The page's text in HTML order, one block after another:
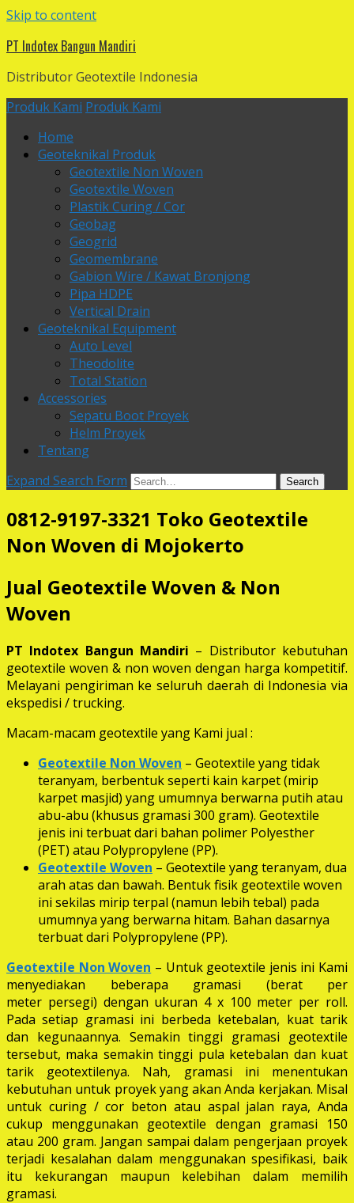
Skip to content
PT Indotex Bangun Mandiri
Distributor Geotextile Indonesia
Produk Kami Produk Kami
Home
Geoteknikal Produk
Geotextile Non Woven
Geotextile Woven
Plastik Curing / Cor
Geobag
Geogrid
Geomembrane
Gabion Wire / Kawat Bronjong
Pipa HDPE
Vertical Drain
Geoteknikal Equipment
Auto Level
Theodolite
Total Station
Accessories
Sepatu Boot Proyek
Helm Proyek
Tentang
Expand Search Form
Search
0812-9197-3321 Toko Geotextile
Non Woven di Mojokerto
Jual Geotextile Woven & Non
Woven
PT Indotex Bangun Mandiri – Distributor kebutuhan
geotextile woven & non woven dengan harga kompetitif.
Melayani pengiriman ke seluruh daerah di Indonesia via
ekspedisi / trucking.
Macam-macam geotextile yang Kami jual :
Geotextile Non Woven – Geotextile yang tidak
teranyam, berbentuk seperti kain karpet (mirip
karpet masjid) yang umumnya berwarna putih atau
abu-abu (khusus gramasi 300 gram). Geotextile
jenis ini terbuat dari bahan polimer Polyesther
(PET) atau Polypropylene (PP).
Geotextile Woven – Geotextile yang teranyam, dua
arah atas dan bawah. Bentuk fisik geotextile woven
ini sekilas mirip terpal (namun lebih tebal) pada
umumnya yang berwarna hitam. Bahan dasarnya
terbuat dari Polypropylene (PP).
Geotextile Non Woven – Untuk geotextile jenis ini Kami
menyediakan beberapa gramasi (berat per
meter persegi) dengan ukuran 4 x 100 meter per roll.
Pada setiap gramasi ini berbeda ketebalan, kuat tarik
dan kegunaannya. Semakin tinggi gramasi geotextile
tersebut, maka semakin tinggi pula ketebalan dan kuat
tarik geotextilenya. Nah, gramasi ini menentukan
kebutuhan untuk proyek yang akan Anda kerjakan. Misal
untuk curing / cor beton atau aspal jalan raya, Anda
cukup menggunakan geotextile dengan gramasi 150
atau 200 gram. Jangan sampai dalam pengerjaan proyek
terjadi kesalahan dalam menggunakan spesifikasi, baik
itu kekurangan maupun kelebihan dalam memilih
gramasi.